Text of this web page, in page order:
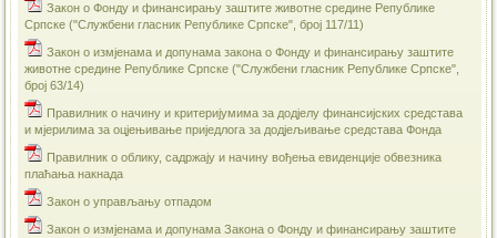
Закон о Фонду и финансирању заштите животне средине Републике
Српске ("Службени гласник Републике Српске", број 117/11)
Закон о измјенама и допунама закона о Фонду и финансирању заштите
животне средине Републике Српске ("Службени гласник Републике Српске",
број 63/14)
Правилник о начину и критеријумима за додјелу финансијских средстава
и мјерилима за оцјењивање приједлога за додјељивање средстава Фонда
Правилник о облику, садржају и начину вођења евиденције обвезника
плаћања накнада
Закон о управљању отпадом
Закон о измјенама и допунама Закона о Фонду и финансирању заштите